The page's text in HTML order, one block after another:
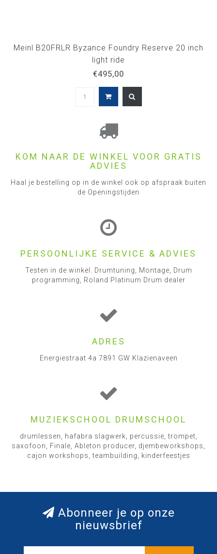
Meinl B20FRLR Byzance Foundry Reserve 20 inch
light ride
€495,00
KOM NAAR DE WINKEL VOOR GRATIS
ADVIES
Haal je bestelling op in de winkel ook op afspraak buiten
de Openingstijden
PERSOONLIJKE SERVICE & ADVIES
Testen in de winkel. Drumtuning, Montage, Drum
programming, Roland Platinum Drum dealer
ADRES
Energiestraat 4a 7891 GW Klazienaveen
MUZIEKSCHOOL DRUMSCHOOL
drumlessen, hafabra slagwerk, percussie, trompet,
saxofoon, Finale, Ableton producer, djembeworkshops,
cajon workshops, teambuilding, kinderfeestjes
Abonneer je op onze
nieuwsbrief